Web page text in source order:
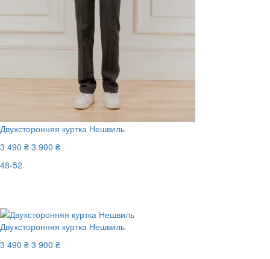
Двухсторонняя куртка Нешвиль
3 490 ₴ 3 900 ₴
48-52
Двухсторонняя куртка Нешвиль
3 490 ₴ 3 900 ₴